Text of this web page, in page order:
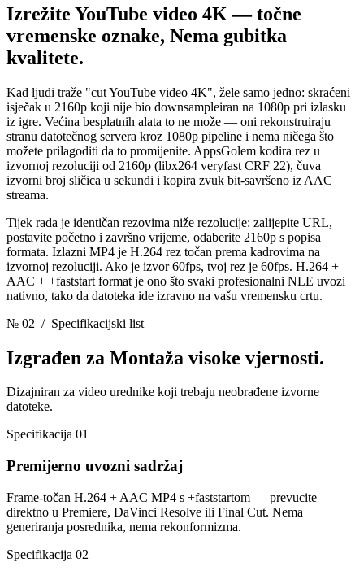
Izrežite YouTube video 4K — točne
vremenske oznake, Nema gubitka
kvalitete.
Kad ljudi traže "cut YouTube video 4K", žele samo jedno: skraćeni
isječak u 2160p koji nije bio downsampleiran na 1080p pri izlasku
iz igre. Većina besplatnih alata to ne može — oni rekonstruiraju
stranu datotečnog servera kroz 1080p pipeline i nema ničega što
možete prilagoditi da to promijenite. AppsGolem kodira rez u
izvornoj rezoluciji od 2160p (libx264 veryfast CRF 22), čuva
izvorni broj sličica u sekundi i kopira zvuk bit-savršeno iz AAC
streama.
Tijek rada je identičan rezovima niže rezolucije: zalijepite URL,
postavite početno i završno vrijeme, odaberite 2160p s popisa
formata. Izlazni MP4 je H.264 rez točan prema kadrovima na
izvornoj rezoluciji. Ako je izvor 60fps, tvoj rez je 60fps. H.264 +
AAC + +faststart format je ono što svaki profesionalni NLE uvozi
nativno, tako da datoteka ide izravno na vašu vremensku crtu.
№ 02 / Specifikacijski list
Izgrađen za Montaža visoke vjernosti.
Dizajniran za video urednike koji trebaju neobrađene izvorne
datoteke.
Specifikacija 01
Premijerno uvozni sadržaj
Frame-točan H.264 + AAC MP4 s +faststartom — prevucite
direktno u Premiere, DaVinci Resolve ili Final Cut. Nema
generiranja posrednika, nema rekonformizma.
Specifikacija 02